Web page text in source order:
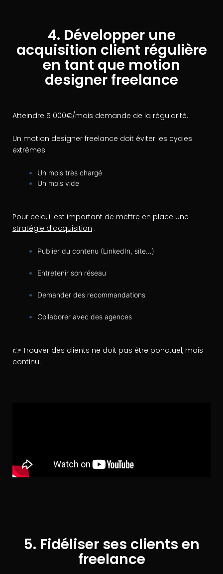
4. Développer une
acquisition client régulière
en tant que motion
designer freelance
Atteindre 5 000€/mois demande de la régularité.
Un motion designer freelance doit éviter les cycles
extrêmes :
Un mois très chargé
Un mois vide
Pour cela, il est important de mettre en place une
stratégie d’acquisition :
Publier du contenu (LinkedIn, site…)
Entretenir son réseau
Demander des recommandations
Collaborer avec des agences
👉 Trouver des clients ne doit pas être ponctuel, mais
continu.
5. Fidéliser ses clients en
freelance